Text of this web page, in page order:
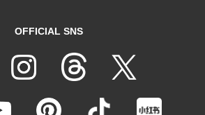
OFFICIAL SNS